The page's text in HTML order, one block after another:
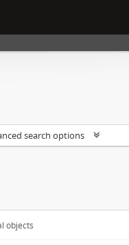
search options
objects